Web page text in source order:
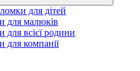
для дітей
для малюків
для всієї родини
для компанії